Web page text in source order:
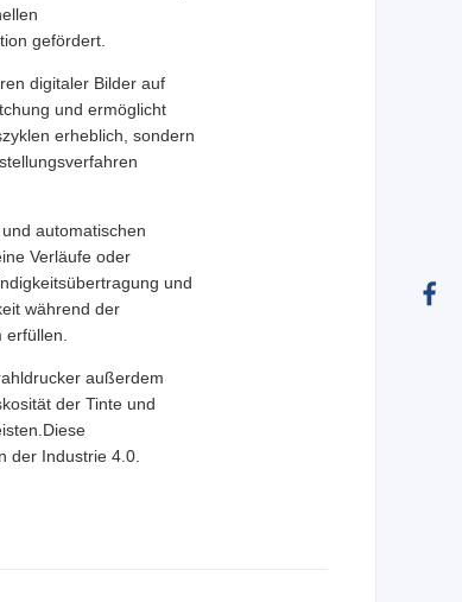
gefördert.
digitaler Bilder auf
und ermöglicht
erheblich, sondern
automatischen
Verläufe oder
und
während der
außerdem
der Tinte und
der Industrie 4.0.